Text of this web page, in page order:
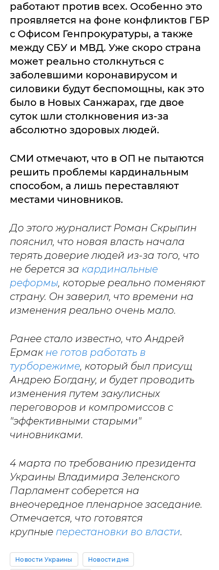
работают против всех. Особенно это
проявляется на фоне конфликтов ГБР
с Офисом Генпрокуратуры, а также
между СБУ и МВД. Уже скоро страна
может реально столкнуться с
заболевшими коронавирусом и
силовики будут беспомощны, как это
было в Новых Санжарах, где двое
суток шли столкновения из-за
абсолютно здоровых людей.
СМИ отмечают, что в ОП не пытаются
решить проблемы кардинальным
способом, а лишь переставляют
местами чиновников.
До этого журналист Роман Скрыпин
пояснил, что новая власть начала
терять доверие людей из-за того, что
не берется за кардинальные
реформы, которые реально поменяют
страну. Он заверил, что времени на
изменения реально очень мало.
Ранее стало известно, что Андрей
Ермак не готов работать в
турборежиме, который был присущ
Андрею Богдану, и будет проводить
изменения путем закулисных
переговоров и компромиссов с
"эффективными старыми"
чиновниками.
4 марта по требованию президента
Украины Владимира Зеленского
Парламент соберется на
внеочередное пленарное заседание.
Отмечается, что готовятся
крупные перестановки во власти.
Новости Украины Новости дня